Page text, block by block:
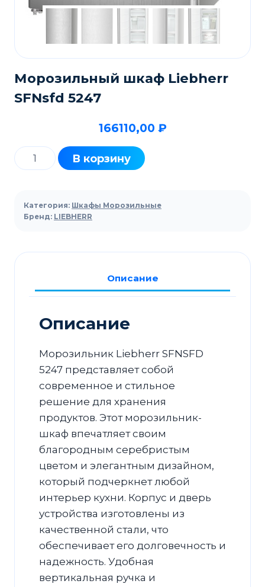
Морозильный шкаф Liebherr
SFNsfd 5247
166110,00 ₽
Количество
товара
шкаф
Liebherr
5247
В корзину
Категория: Шкафы Морозильные
Бренд: LIEBHERR
Описание
Описание
Морозильник Liebherr SFNSFD
5247 представляет собой
современное и стильное
решение для хранения
продуктов. Этот морозильник-
шкаф впечатляет своим
благородным серебристым
цветом и элегантным дизайном,
который подчеркнет любой
интерьер кухни. Корпус и дверь
устройства изготовлены из
качественной стали, что
обеспечивает его долговечность и
надежность. Удобная
вертикальная ручка и